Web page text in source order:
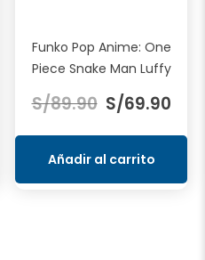
Funko Pop Anime: One
Piece Snake Man Luffy
S/89.90 precio
original
era:
S/89.90.
S/69.90
S/
Añadir al carrito